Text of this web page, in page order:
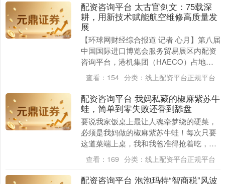
配资咨询平台 太古官剑文：75载深
耕，用新技术赋能航空维修高质量发
展
【环球网财经综合报道 记者 心月】第八届
中国国际进口博览会服务贸易展区内配资
咨询平台，港机集团（HAECO）占地面
积53.73平方米互动展台人气十足。75周年
主....
查看： 154 分类： 线上配资平台正规平台
配资咨询平台 我妈私藏的椒麻紫苏牛
蛙，简单到零失败还香到舔盘
要说我家饭桌上最让人魂牵梦绕的硬菜，
必须是我妈做的椒麻紫苏牛蛙！每次只要
这道菜端上桌，我和我爸准得抢着吃，连
汤汁都要拌三碗米饭，妥妥的“米饭杀
手”。这可是我妈压....
查看： 169 分类： 线上配资平台正规平台
配资咨询平台 泡泡玛特“智商税”风波
深证成指 14311.01
4694.44 +43.13 +0.93%